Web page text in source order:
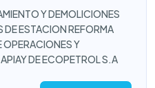
Y DEMOLICIONES
DE ESTACION REFORMA
OPERACIONES Y
DE ECOPETROL S.A